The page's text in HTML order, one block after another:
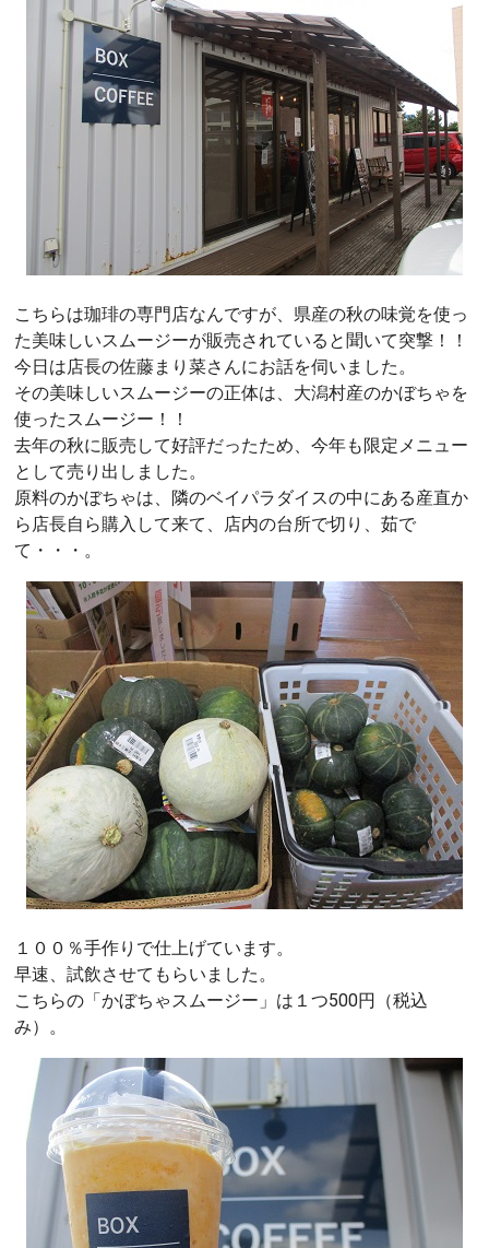
こちらは珈琲の専門店なんですが、県産の秋の味覚を使っ
た美味しいスムージーが販売されていると聞いて突撃！！
今日は店長の佐藤まり菜さんにお話を伺いました。
その美味しいスムージーの正体は、大潟村産のかぼちゃを
使ったスムージー！！
去年の秋に販売して好評だったため、今年も限定メニュー
として売り出しました。
原料のかぼちゃは、隣のベイパラダイスの中にある産直か
ら店長自ら購入して来て、店内の台所で切り、茹で
て・・・。
１００％手作りで仕上げています。
早速、試飲させてもらいました。
こちらの「かぼちゃスムージー」は１つ500円（税込
み）。